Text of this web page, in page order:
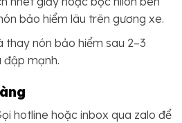
bảo hiểm lâu trên gương xe.
thay nón bảo hiểm sau 2–3
đập mạnh.
hotline hoặc inbox qua zalo để